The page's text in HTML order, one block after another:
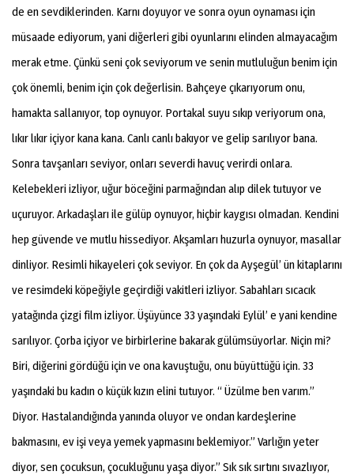
de en sevdiklerinden. Karnı doyuyor ve sonra oyun oynaması için
müsaade ediyorum, yani diğerleri gibi oyunlarını elinden almayacağım
merak etme. Çünkü seni çok seviyorum ve senin mutluluğun benim için
çok önemli, benim için çok değerlisin. Bahçeye çıkarıyorum onu,
hamakta sallanıyor, top oynuyor. Portakal suyu sıkıp veriyorum ona,
lıkır lıkır içiyor kana kana. Canlı canlı bakıyor ve gelip sarılıyor bana.
Sonra tavşanları seviyor, onları severdi havuç verirdi onlara.
Kelebekleri izliyor, uğur böceğini parmağından alıp dilek tutuyor ve
uçuruyor. Arkadaşları ile gülüp oynuyor, hiçbir kaygısı olmadan. Kendini
hep güvende ve mutlu hissediyor. Akşamları huzurla oynuyor, masallar
dinliyor. Resimli hikayeleri çok seviyor. En çok da Ayşegül’ ün kitaplarını
ve resimdeki köpeğiyle geçirdiği vakitleri izliyor. Sabahları sıcacık
yatağında çizgi film izliyor. Üşüyünce 33 yaşındaki Eylül’ e yani kendine
sarılıyor. Çorba içiyor ve birbirlerine bakarak gülümsüyorlar. Niçin mi?
Biri, diğerini gördüğü için ve ona kavuştuğu, onu büyüttüğü için. 33
yaşındaki bu kadın o küçük kızın elini tutuyor. “ Üzülme ben varım.”
Diyor. Hastalandığında yanında oluyor ve ondan kardeşlerine
bakmasını, ev işi veya yemek yapmasını beklemiyor.” Varlığın yeter
diyor, sen çocuksun, çocukluğunu yaşa diyor.” Sık sık sırtını sıvazlıyor,